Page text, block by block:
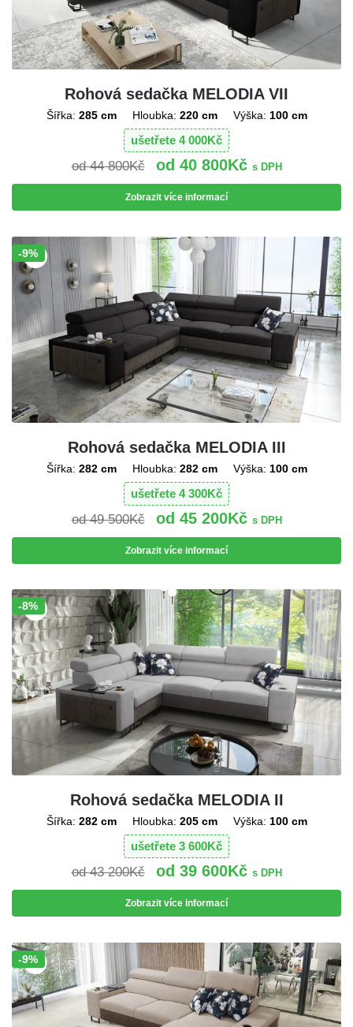
Rohová sedačka MELODIA VII
Šířka: 285 cm Hloubka: 220 cm Výška: 100 cm
ušetřete 4 000Kč
44 800Kč 40 800Kč s DPH
Zobrazit více informací
Sleva!
-9%
Rohová sedačka MELODIA III
Šířka: 282 cm Hloubka: 282 cm Výška: 100 cm
ušetřete 4 300Kč
49 500Kč 45 200Kč s DPH
Zobrazit více informací
Sleva!
-8%
Rohová sedačka MELODIA II
Šířka: 282 cm Hloubka: 205 cm Výška: 100 cm
ušetřete 3 600Kč
43 200Kč 39 600Kč s DPH
Zobrazit více informací
Sleva!
-9%